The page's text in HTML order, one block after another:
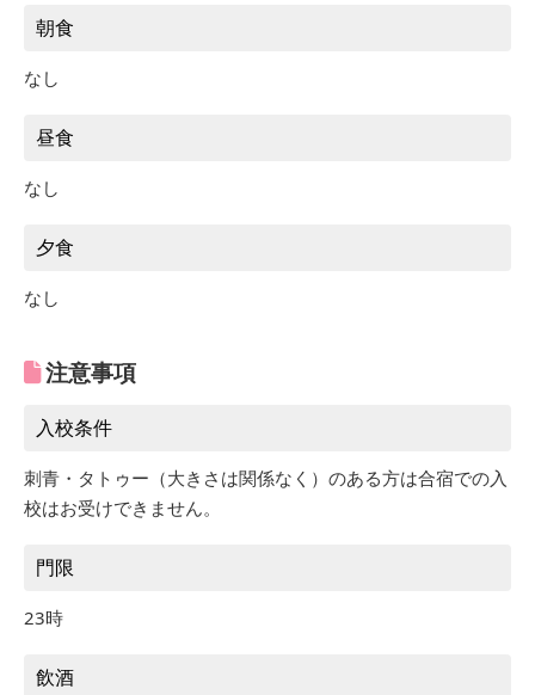
朝食
なし
昼食
なし
夕食
なし
注意事項
入校条件
刺青・タトゥー（大きさは関係なく）のある方は合宿での入
校はお受けできません。
門限
23時
飲酒